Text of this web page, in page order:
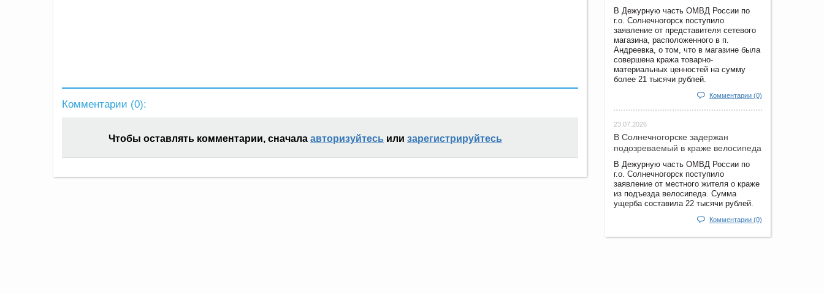
Комментарии (0):
Чтобы оставлять комментарии, сначала авторизуйтесь или зарегистрируйтесь
В Дежурную часть ОМВД России по
г.о. Солнечногорск поступило
заявление от представителя сетевого
магазина, расположенного в п.
Андреевка, о том, что в магазине была
совершена кража товарно-
материальных ценностей на сумму
более 21 тысячи рублей.
Комментарии (0)
23.07.2026
В Солнечногорске задержан
подозреваемый в краже велосипеда
В Дежурную часть ОМВД России по
г.о. Солнечногорск поступило
заявление от местного жителя о краже
из подъезда велосипеда. Сумма
ущерба составила 22 тысячи рублей.
Комментарии (0)